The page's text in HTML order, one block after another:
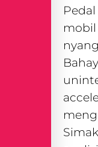
mobil
Simak